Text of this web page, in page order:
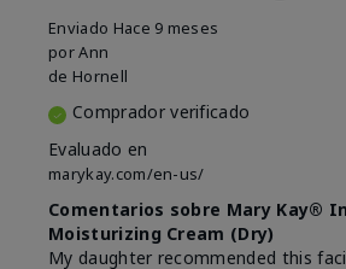
Enviado Hace 9 meses
porAnn
de Hornell
Comprador verificado
Evaluado en
marykay.com/en-us/
Comentarios sobre Mary Kay®
Moisturizing Cream (Dry)
My daughter recommended this